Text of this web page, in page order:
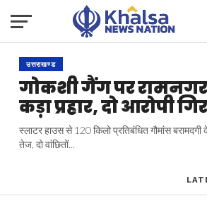
उत्तराखण्ड
गोकशी गैंग पर
कड़ा प्रहार, दो आरोपी
स्लाटर हाउस से 120 किलो प्रतिबंधित गौमांस बरामदगी
तेज, दो वांछितों...